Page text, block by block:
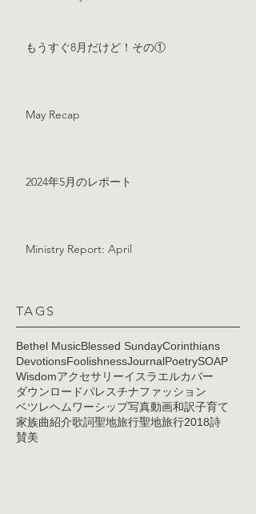
もうすぐ8月だけど！その①
May Recap
2024年5月のレポート
Ministry Report: April
TAGS
Bethel MusicBlessed SundayCorinthians
DevotionsFoolishnessJournalPoetrySOAP
Wisdomアクセサリーイスラエルカバー
ダウンロードパレスチナファッション
ベツレヘム ワーシップ写真動画和訳子育て
家族曲紹介歌詞聖地旅行聖地旅行2018詩
賛美